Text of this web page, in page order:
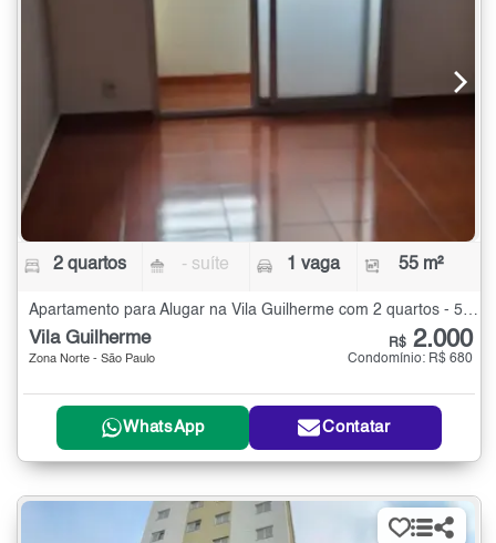
2 quartos - suíte 1 vaga 55 m²
Vila Guilherme
Zona Norte - São Paulo
R$ 2.000
Condomínio: R$ 680
WhatsApp Contatar